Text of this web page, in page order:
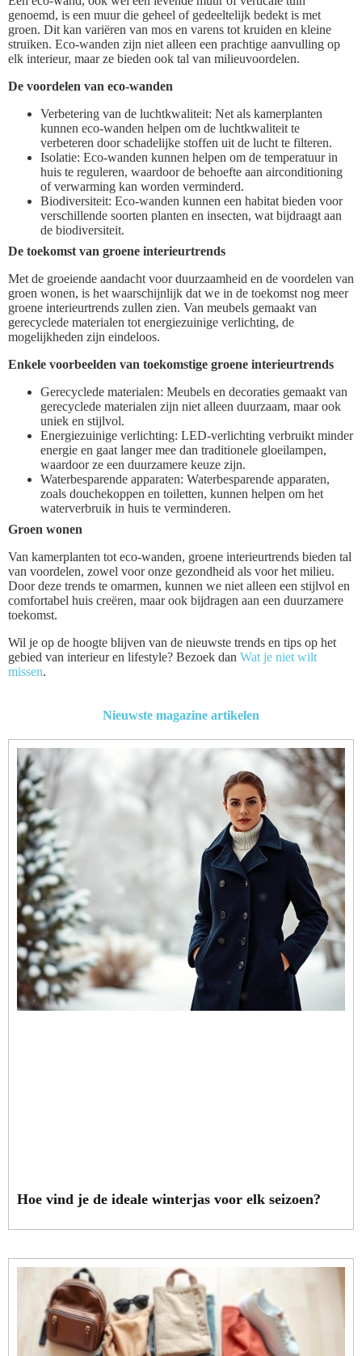
genoemd, is een muur die geheel of gedeeltelijk bedekt is met
groen. Dit kan variëren van mos en varens tot kruiden en kleine
struiken. Eco-wanden zijn niet alleen een prachtige aanvulling op
elk interieur, maar ze bieden ook tal van milieuvoordelen.
De voordelen van eco-wanden
Verbetering van de luchtkwaliteit: Net als kamerplanten
kunnen eco-wanden helpen om de luchtkwaliteit te
verbeteren door schadelijke stoffen uit de lucht te filteren.
Isolatie: Eco-wanden kunnen helpen om de temperatuur in
huis te reguleren, waardoor de behoefte aan airconditioning
of verwarming kan worden verminderd.
Biodiversiteit: Eco-wanden kunnen een habitat bieden voor
verschillende soorten planten en insecten, wat bijdraagt aan
de biodiversiteit.
De toekomst van groene interieurtrends
Met de groeiende aandacht voor duurzaamheid en de voordelen van
groen wonen, is het waarschijnlijk dat we in de toekomst nog meer
groene interieurtrends zullen zien. Van meubels gemaakt van
gerecyclede materialen tot energiezuinige verlichting, de
mogelijkheden zijn eindeloos.
Enkele voorbeelden van toekomstige groene interieurtrends
Gerecyclede materialen: Meubels en decoraties gemaakt van
gerecyclede materialen zijn niet alleen duurzaam, maar ook
uniek en stijlvol.
Energiezuinige verlichting: LED-verlichting verbruikt minder
energie en gaat langer mee dan traditionele gloeilampen,
waardoor ze een duurzamere keuze zijn.
Waterbesparende apparaten: Waterbesparende apparaten,
zoals douchekoppen en toiletten, kunnen helpen om het
waterverbruik in huis te verminderen.
Groen wonen
Van kamerplanten tot eco-wanden, groene interieurtrends bieden tal
van voordelen, zowel voor onze gezondheid als voor het milieu.
Door deze trends te omarmen, kunnen we niet alleen een stijlvol en
comfortabel huis creëren, maar ook bijdragen aan een duurzamere
toekomst.
Wil je op de hoogte blijven van de nieuwste trends en tips op het
gebied van interieur en lifestyle? Bezoek dan Wat je niet wilt
missen.
Nieuwste magazine artikelen
Hoe vind je de ideale winterjas voor elk seizoen?